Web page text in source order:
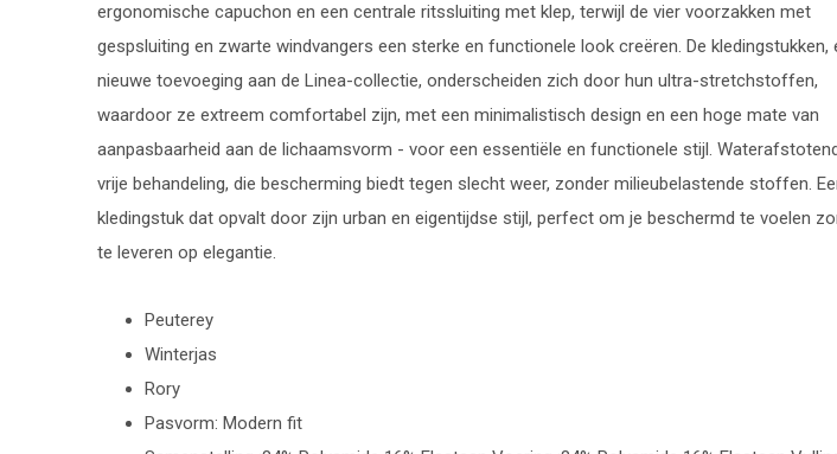
ergonomische capuchon en een centrale ritssluiting met klep, terwijl de vier voorzakken met
gespsluiting en zwarte windvangers een sterke en functionele look creëren. De kledingstukken,
nieuwe toevoeging aan de Linea-collectie, onderscheiden zich door hun ultra-stretchstoffen,
waardoor ze extreem comfortabel zijn, met een minimalistisch design en een hoge mate van
aanpasbaarheid aan de lichaamsvorm - voor een essentiële en functionele stijl.
vrije behandeling, die bescherming biedt tegen slecht weer, zonder milieubelastende stoffen.
kledingstuk dat opvalt door zijn urban en eigentijdse stijl, perfect om je beschermd te voelen
te leveren op elegantie.
Peuterey
Winterjas
Rory
Pasvorm: Modern fit